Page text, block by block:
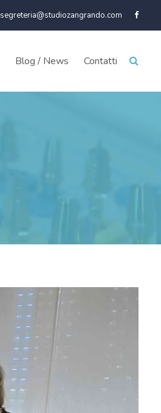
segreteria@studiozangrando.com
Blog / News Contatti